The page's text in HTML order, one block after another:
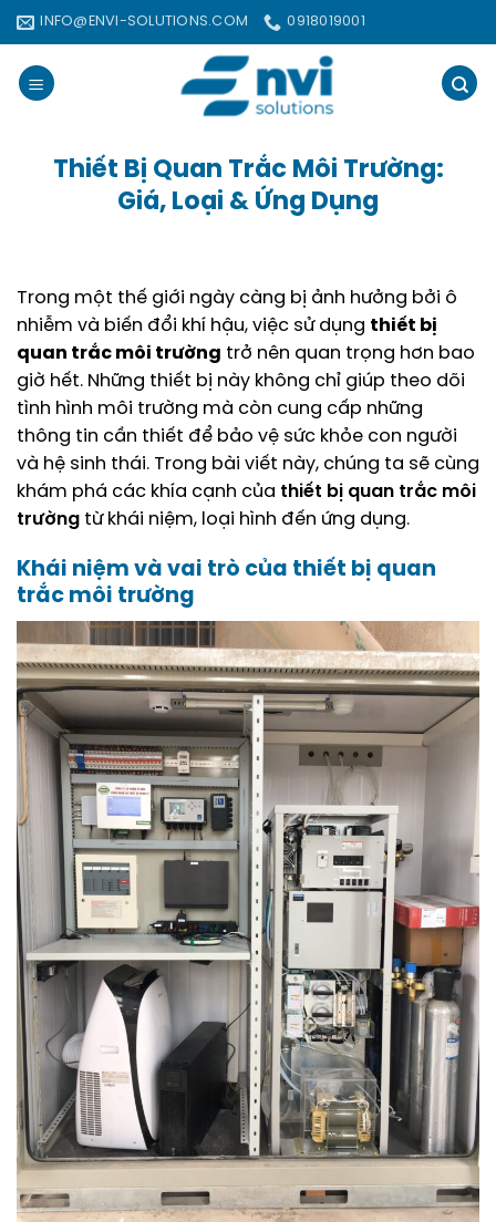
Bỏ
qua
nội
dung
INFO@ENVI-SOLUTIONS.COM 0918019001
Thiết Bị Quan Trắc Môi Trường:
Giá, Loại & Ứng Dụng
Trong một thế giới ngày càng bị ảnh hưởng bởi ô
nhiễm và biến đổi khí hậu, việc sử dụng thiết bị
quan trắc môi trường trở nên quan trọng hơn bao
giờ hết. Những thiết bị này không chỉ giúp theo dõi
tình hình môi trường mà còn cung cấp những
thông tin cần thiết để bảo vệ sức khỏe con người
và hệ sinh thái. Trong bài viết này, chúng ta sẽ cùng
khám phá các khía cạnh của thiết bị quan trắc môi
trường từ khái niệm, loại hình đến ứng dụng.
Khái niệm và vai trò của thiết bị quan
trắc môi trường